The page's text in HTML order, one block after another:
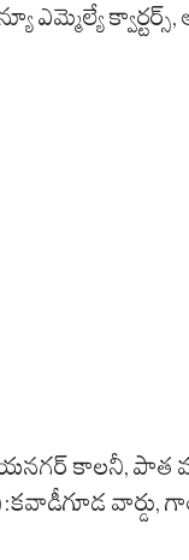
క్వార్టర్స్,
కాలనీ, పాత
వార్డు,